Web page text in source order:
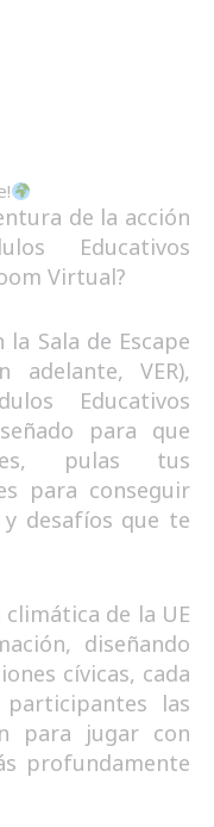
de la acción
Educativos
Virtual?
Sala de Escape
adelante, VER),
Educativos
para que
pulas tus
para conseguir
desafíos que te
de la UE
diseñando
cívicas, cada
las
para jugar con
profundamente